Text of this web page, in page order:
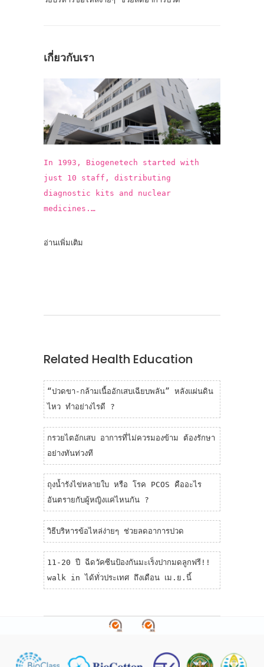
เกี่ยวกับเรา
In 1993, Biogenetech started with
just 10 staff, distributing
diagnostic kits and nuclear
medicines.
introduced more than 15 innovative
numerous infectious diseases!
อ่านเพิ่มเติม
Related Health Education
“ปวดขา-กล้ามเนื้ออักเสบเฉียบพลัน” หลังแผ่นดิน
ไหว ทำอย่างไรดี ?
กรวยไตอักเสบ อาการที่ไม่ควรมองข้าม ต้องรักษา
อย่างทันท่วงที
ถุงน้ำรังไข่หลายใบ หรือ โรค PCOS คืออะไร
อันตรายกับผู้หญิงแค่ไหนกัน ?
วิธีบริหารข้อไหล่ง่ายๆ ช่วยลดอาการปวด
11-20 ปี ฉีดวัคซีนป้องกันมะเร็งปากมดลูกฟรี!!
walk in ได้ทั่วประเทศ ถึงเดือน เม.ย.นี้